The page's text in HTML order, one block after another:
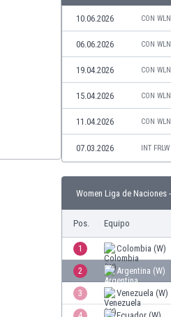
10.06.2026 CON WLN
06.06.2026 CON WLN
19.04.2026 CON WLN
15.04.2026 CON WLN
11.04.2026 CON WLN
07.03.2026 INT FRLW
Women Liga de Naciones
Pos. Equipo
1 Colombia (W)
2 Argentina (W)
3 Venezuela (W)
4